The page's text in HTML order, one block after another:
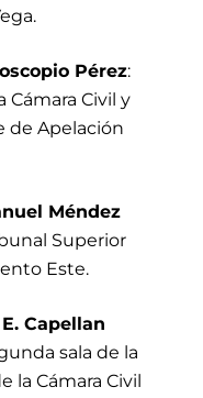
Pérez:
Cámara Civil y
de Apelación
Méndez
Superior
Este.
Capellan
sala de la
la Cámara Civil